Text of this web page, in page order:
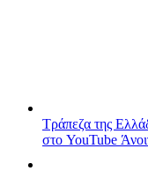
Τράπεζα της
στο YouTube